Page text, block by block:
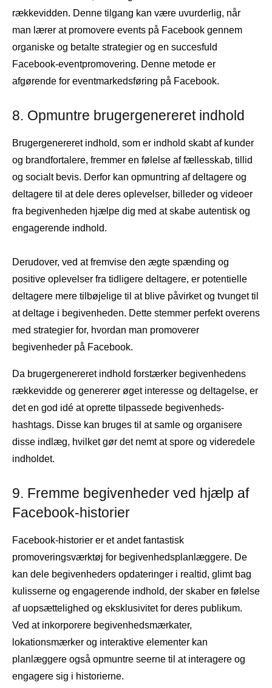
rækkevidden. Denne tilgang kan være uvurderlig, når
man lærer at promovere events på Facebook gennem
organiske og betalte strategier og en succesfuld
Facebook-eventpromovering. Denne metode er
afgørende for eventmarkedsføring på Facebook.
8. Opmuntre brugergenereret indhold
Brugergenereret indhold, som er indhold skabt af kunder
og brandfortalere, fremmer en følelse af fællesskab, tillid
og socialt bevis. Derfor kan opmuntring af deltagere og
deltagere til at dele deres oplevelser, billeder og videoer
fra begivenheden hjælpe dig med at skabe autentisk og
engagerende indhold.
Derudover, ved at fremvise den ægte spænding og
positive oplevelser fra tidligere deltagere, er potentielle
deltagere mere tilbøjelige til at blive påvirket og tvunget til
at deltage i begivenheden. Dette stemmer perfekt overens
med strategier for, hvordan man promoverer
begivenheder på Facebook.
Da brugergenereret indhold forstærker begivenhedens
rækkevidde og genererer øget interesse og deltagelse, er
det en god idé at oprette tilpassede begivenheds-
hashtags. Disse kan bruges til at samle og organisere
disse indlæg, hvilket gør det nemt at spore og videredele
indholdet.
9. Fremme begivenheder ved hjælp af
Facebook-historier
Facebook-historier er et andet fantastisk
promoveringsværktøj for begivenhedsplanlæggere. De
kan dele begivenheders opdateringer i realtid, glimt bag
kulisserne og engagerende indhold, der skaber en følelse
af uopsættelighed og eksklusivitet for deres publikum.
Ved at inkorporere begivenhedsmærkater,
lokationsmærker og interaktive elementer kan
planlæggere også opmuntre seerne til at interagere og
engagere sig i historierne.